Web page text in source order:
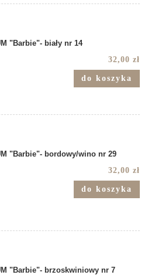
"Barbie"- biały nr 14
32,00 zł
do koszyka
"Barbie"- bordowy/wino nr 29
32,00 zł
do koszyka
"Barbie"- brzoskwiniowy nr 7